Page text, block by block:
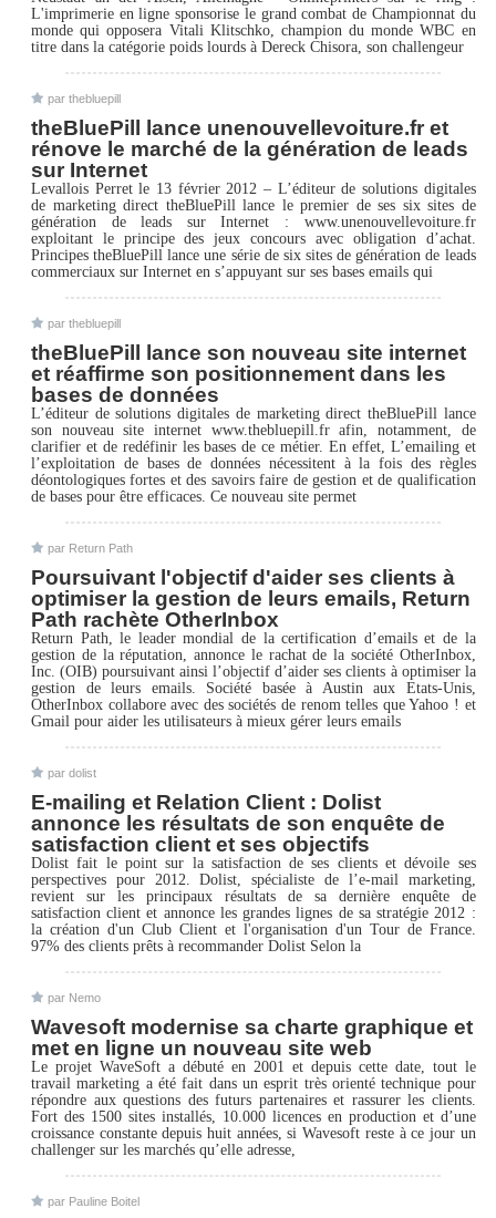
L'imprimerie en ligne sponsorise le grand combat de Championnat du
monde qui opposera Vitali Klitschko, champion du monde WBC en
titre dans la catégorie poids lourds à Dereck Chisora, son challengeur
par thebluepill
theBluePill lance unenouvellevoiture.fr et
rénove le marché de la génération de leads
sur Internet
Levallois Perret le 13 février 2012 – L’éditeur de solutions digitales
de marketing direct theBluePill lance le premier de ses six sites de
génération de leads sur Internet : www.unenouvellevoiture.fr
exploitant le principe des jeux concours avec obligation d’achat.
Principes theBluePill lance une série de six sites de génération de leads
commerciaux sur Internet en s’appuyant sur ses bases emails qui
par thebluepill
theBluePill lance son nouveau site internet
et réaffirme son positionnement dans les
bases de données
L’éditeur de solutions digitales de marketing direct theBluePill lance
son nouveau site internet www.thebluepill.fr afin, notamment, de
clarifier et de redéfinir les bases de ce métier. En effet, L’emailing et
l’exploitation de bases de données nécessitent à la fois des règles
déontologiques fortes et des savoirs faire de gestion et de qualification
de bases pour être efficaces. Ce nouveau site permet
par Return Path
Poursuivant l'objectif d'aider ses clients à
optimiser la gestion de leurs emails, Return
Path rachète OtherInbox
Return Path, le leader mondial de la certification d’emails et de la
gestion de la réputation, annonce le rachat de la société OtherInbox,
Inc. (OIB) poursuivant ainsi l’objectif d’aider ses clients à optimiser la
gestion de leurs emails. Société basée à Austin aux Etats-Unis,
OtherInbox collabore avec des sociétés de renom telles que Yahoo ! et
Gmail pour aider les utilisateurs à mieux gérer leurs emails
par dolist
E-mailing et Relation Client : Dolist
annonce les résultats de son enquête de
satisfaction client et ses objectifs
Dolist fait le point sur la satisfaction de ses clients et dévoile ses
perspectives pour 2012. Dolist, spécialiste de l’e-mail marketing,
revient sur les principaux résultats de sa dernière enquête de
satisfaction client et annonce les grandes lignes de sa stratégie 2012 :
la création d'un Club Client et l'organisation d'un Tour de France.
97% des clients prêts à recommander Dolist Selon la
par Nemo
Wavesoft modernise sa charte graphique et
met en ligne un nouveau site web
Le projet WaveSoft a débuté en 2001 et depuis cette date, tout le
travail marketing a été fait dans un esprit très orienté technique pour
répondre aux questions des futurs partenaires et rassurer les clients.
Fort des 1500 sites installés, 10.000 licences en production et d’une
croissance constante depuis huit années, si Wavesoft reste à ce jour un
challenger sur les marchés qu’elle adresse,
par Pauline Boitel